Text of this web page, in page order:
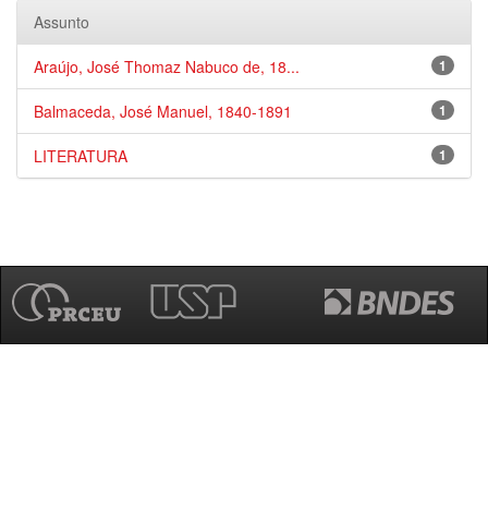
Assunto
1
Araújo, José Thomaz Nabuco de, 18...
1
Balmaceda, José Manuel, 1840-1891
1
LITERATURA